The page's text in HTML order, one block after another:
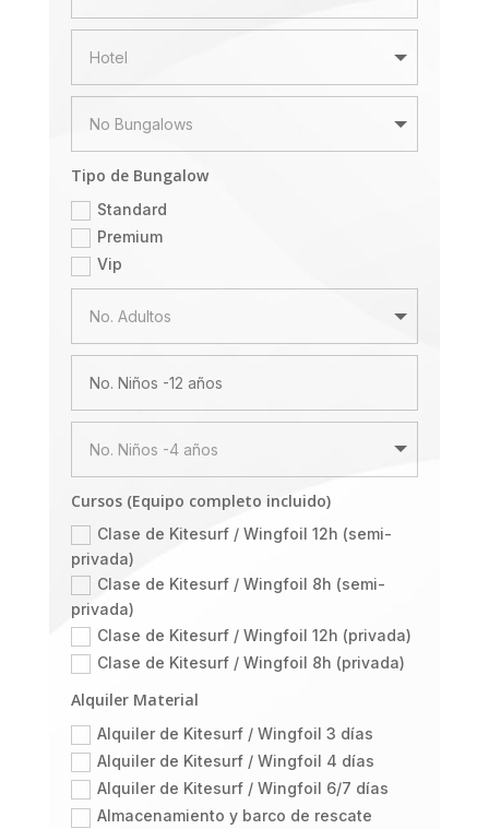
Tipo de Bungalow
Standard
Premium
Vip
Cursos (Equipo completo incluido)
Clase de Kitesurf / Wingfoil 12h (semi-
privada)
Clase de Kitesurf / Wingfoil 8h (semi-
privada)
Clase de Kitesurf / Wingfoil 12h (privada)
Clase de Kitesurf / Wingfoil 8h (privada)
Alquiler Material
Alquiler de Kitesurf / Wingfoil 3 días
Alquiler de Kitesurf / Wingfoil 4 días
Alquiler de Kitesurf / Wingfoil 6/7 días
Almacenamiento y barco de rescate